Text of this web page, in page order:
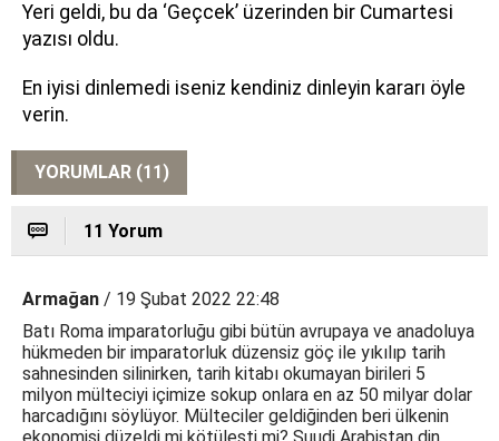
Yeri geldi, bu da ‘Geçcek’ üzerinden bir Cumartesi
yazısı oldu.
En iyisi dinlemedi iseniz kendiniz dinleyin kararı öyle
verin.
YORUMLAR (11)
11 Yorum
Armağan / 19 Şubat 2022 22:48
Batı Roma imparatorluğu gibi bütün avrupaya ve anadoluya
hükmeden bir imparatorluk düzensiz göç ile yıkılıp tarih
sahnesinden silinirken, tarih kitabı okumayan birileri 5
milyon mülteciyi içimize sokup onlara en az 50 milyar dolar
harcadığını söylüyor. Mülteciler geldiğinden beri ülkenin